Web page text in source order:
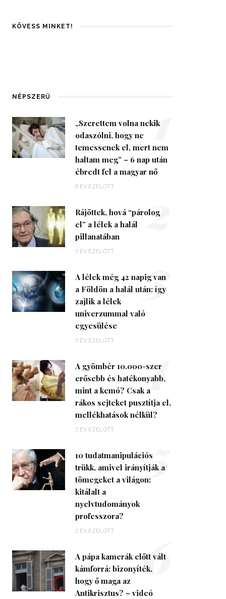
KÖVESS MINKET!
NÉPSZERŰ
„Szerettem volna nekik
odaszólni, hogy ne
temessenek el, mert nem
haltam meg” – 6 nap után
ébredt fel a magyar nő
6 ÉV EZELŐTT
1
Rájöttek, hová “párolog
el” a lélek a halál
pillanatában
7 ÉV EZELŐTT
2
A lélek még 42 napig van
a Földön a halál után: így
zajlik a lélek
univerzummal való
egyesülése
7 ÉV EZELŐTT
3
A gyömbér 10.000-szer
erősebb és hatékonyabb,
mint a kemó? Csak a
rákos sejteket pusztítja el,
mellékhatások nélkül?
7 ÉV EZELŐTT
4
10 tudatmanipulációs
trükk, amivel irányítják a
tömegeket a világon:
kitálalt a
nyelvtudományok
professzora?
7 ÉV EZELŐTT
5
A pápa kamerák előtt vált
kámforrá: bizonyíték,
hogy ő maga az
Antikrisztus? – videó
6